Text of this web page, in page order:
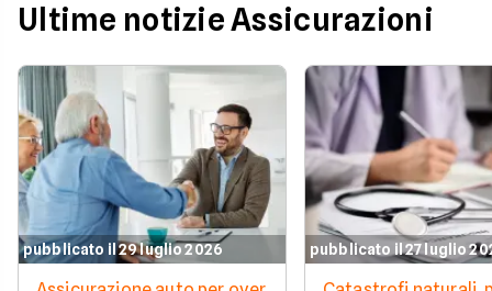
Ultime notizie Assicurazioni
pubblicato il 29 luglio 2026 pubblicato il 27 luglio